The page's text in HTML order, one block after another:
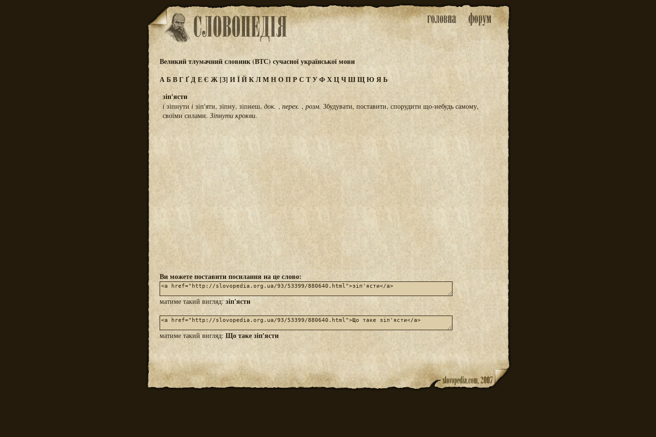
Великий тлумачний словник (ВТС) сучасної української мови
АБВГҐДЕЄ Ж[З] ИЇЙКЛМНОПРС ТУФХЦЧШЩЮ ЯЬ
зіп'ясти
і зіпнутиі зіп'яти, зіпну, зіпнеш, док. ,перех. ,розм. Збудувати, поставити, спорудити що-небудь самому,
своїми силами. Зіпнути крокви.
Ви можете поставити посилання на це слово:
матиме такий вигляд:зіп'ясти
матиме такий вигляд: Що таке зіп'ясти